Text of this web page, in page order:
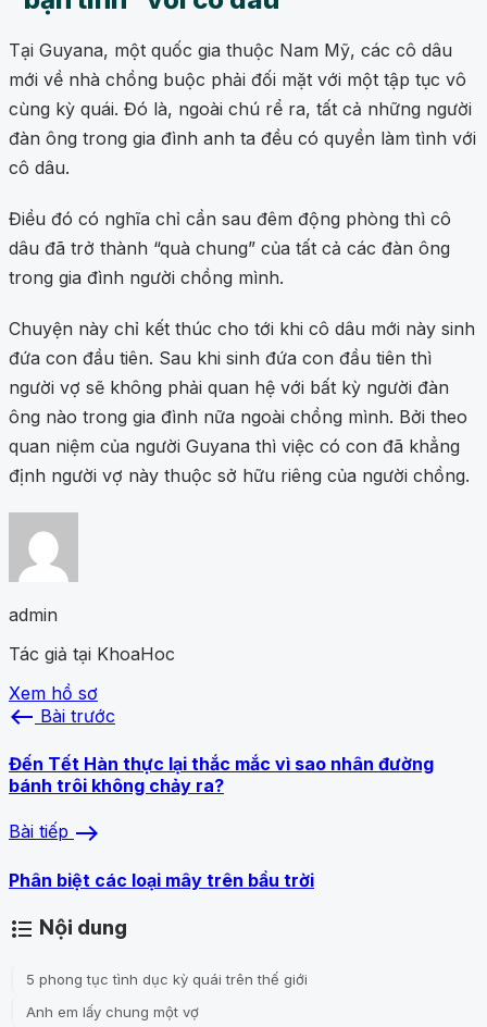
Tại Guyana, một quốc gia thuộc Nam Mỹ, các cô dâu
mới về nhà chồng buộc phải đối mặt với một tập tục vô
cùng kỳ quái. Đó là, ngoài chú rể ra, tất cả những người
đàn ông trong gia đình anh ta đều có quyền làm tình với
cô dâu.
Điều đó có nghĩa chỉ cần sau đêm động phòng thì cô
dâu đã trở thành “quà chung” của tất cả các đàn ông
trong gia đình người chồng mình.
Chuyện này chỉ kết thúc cho tới khi cô dâu mới này sinh
đứa con đầu tiên. Sau khi sinh đứa con đầu tiên thì
người vợ sẽ không phải quan hệ với bất kỳ người đàn
ông nào trong gia đình nữa ngoài chồng mình. Bởi theo
quan niệm của người Guyana thì việc có con đã khẳng
định người vợ này thuộc sở hữu riêng của người chồng.
admin
Tác giả tại KhoaHoc
Xem hồ sơ
west Bài trước
Đến Tết Hàn thực lại thắc mắc vì sao nhân đường
bánh trôi không chảy ra?
Bài tiếp east
Phân biệt các loại mây trên bầu trời
format_list_bulleted Nội dung
5 phong tục tình dục kỳ quái trên thế giới
Anh em lấy chung một vợ